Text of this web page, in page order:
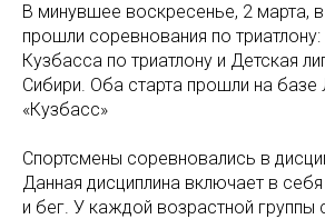
В минувшее воскресенье, 2 марта,
прошли соревнования по
Кузбасса по триатлону и Детская
Сибири. Оба старта прошли на
«Кузбасс»
Спортсмены соревновались в
Данная дисциплина включает в себя
и бег. У каждой возрастной группы